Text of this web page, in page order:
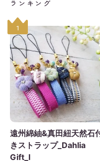
ランキング
1
遠州綿紬&真田紐天然石
きストラップ_Dahlia
Gift_I